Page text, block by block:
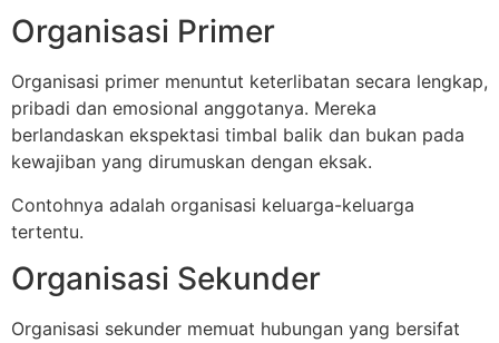
Organisasi Primer
Organisasi primer menuntut keterlibatan secara lengkap,
pribadi dan emosional anggotanya. Mereka
berlandaskan ekspektasi timbal balik dan bukan pada
kewajiban yang dirumuskan dengan eksak.
Contohnya adalah organisasi keluarga-keluarga
tertentu.
Organisasi Sekunder
Organisasi sekunder memuat hubungan yang bersifat